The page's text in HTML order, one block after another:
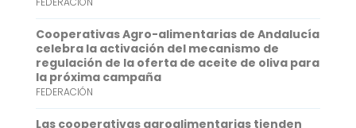
A
p
p
e
d
I
n
Cooperativas Agro-alimentarias de Andalucía
celebra la activación del mecanismo de
regulación de la oferta de aceite de oliva para
la próxima campaña
FEDERACIÓN
Las cooperativas agroalimentarias tienden